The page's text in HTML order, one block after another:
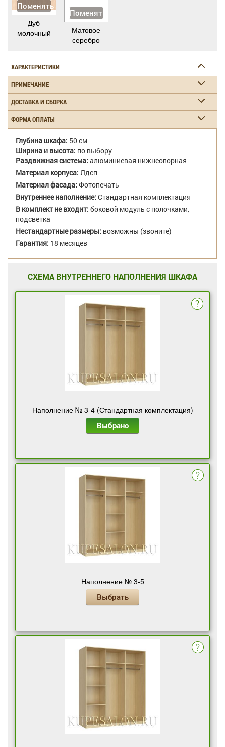
Поменять
Дуб
молочный
Поменять
Матовое
серебро
ХАРАКТЕРИСТИКИ
ПРИМЕЧАНИЕ
ДОСТАВКА И СБОРКА
ФОРМА ОПЛАТЫ
Глубина шкафа: 50 см
Ширина и высота: по выбору
Раздвижная система: алюминиевая нижнеопорная
Материал корпуса: Лдсп
Материал фасада: Фотопечать
Внутреннее наполнение: Стандартная комплектация
В комплект не входит: боковой модуль с полочками,
подсветка
Нестандартные размеры: возможны (звоните)
Гарантия: 18 месяцев
СХЕМА ВНУТРЕННЕГО НАПОЛНЕНИЯ ШКАФА
Наполнение № 3-4 (Стандартная комплектация)
Выбрано
Наполнение № 3-5
Выбрать